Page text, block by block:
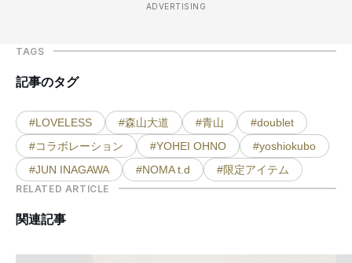
ADVERTISING
TAGS
記事のタグ
#LOVELESS #森山大道 #青山
#doublet
#コラボレーション
#YOHEI OHNO
#yoshiokubo
#JUN INAGAWA
#NOMA t.d #限定アイテム
RELATED ARTICLE
関連記事